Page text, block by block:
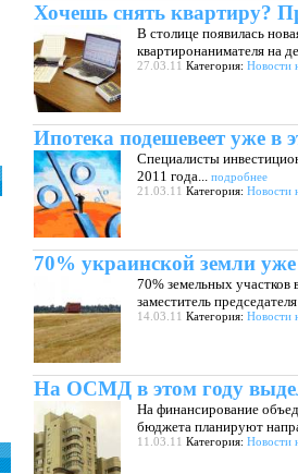
Хочешь снять квартиру?
В столице появилась
квартиронанимателя на
27.03.11
Категория: Новости
Ипотека подешевеет уже в
Специалисты
2011 года... подробнее
21.03.11
Категория: Новости
70% украинской земли
70% земельных участков
заместитель
14.03.11
Категория: Новости
На ОСМД в этом году
На финансирование
бюджета планируют
11.03.11
Категория: Новости